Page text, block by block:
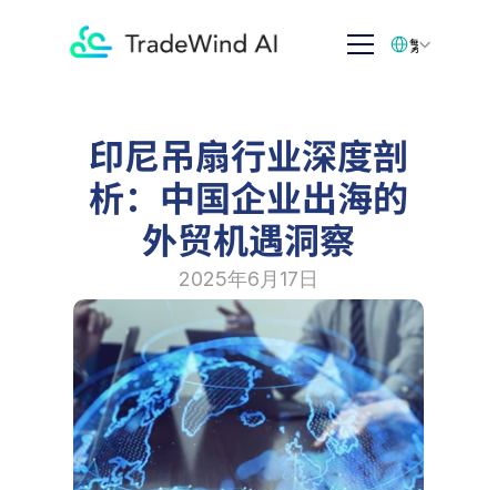
印尼吊扇行业深度剖
析：中国企业出海的
外贸机遇洞察
2025年6月17日
繁体中文